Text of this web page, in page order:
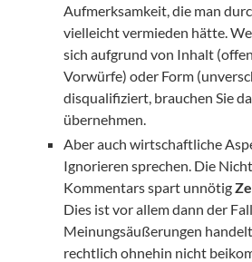
Aufmerksamkeit, die man
vielleicht vermieden hätte.
sich aufgrund von Inhalt
Vorwürfe) oder Form
disqualifiziert, brauchen Sie
übernehmen.
Aber auch wirtschaftliche
Ignorieren sprechen. Die
Kommentars spart unnötig
Dies ist vor allem dann der
Meinungsäußerungen
rechtlich ohnehin nicht